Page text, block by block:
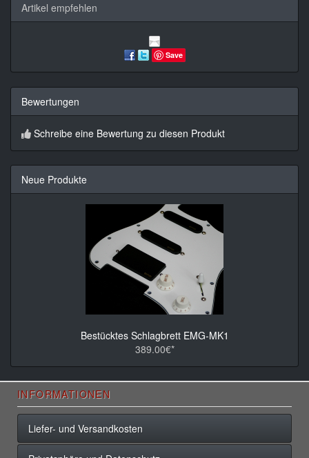
Artikel empfehlen
Save
Bewertungen
Schreibe eine Bewertung zu diesen Produkt
Neue Produkte
Bestücktes Schlagbrett EMG-MK1
389.00€*
INFORMATIONEN
Liefer- und Versandkosten